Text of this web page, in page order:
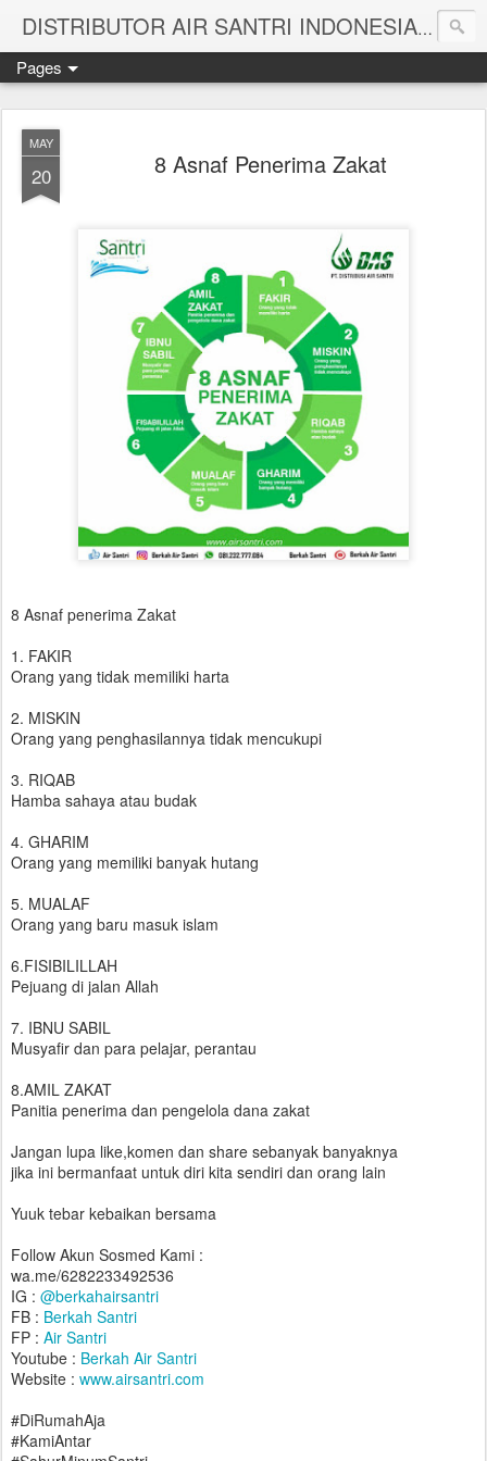
DISTRIBUTOR AIR SANTRI INDONESIA
Pages
MAY
20 8 Asnaf Penerima Zakat
8 Asnaf penerima Zakat
1. FAKIR
Orang yang tidak memiliki harta
2. MISKIN
Orang yang penghasilannya tidak mencukupi
3. RIQAB
Hamba sahaya atau budak
4. GHARIM
Orang yang memiliki banyak hutang
5. MUALAF
Orang yang baru masuk islam
6.FISIBILILLAH
Pejuang di jalan Allah
7. IBNU SABIL
Musyafir dan para pelajar, perantau
8.AMIL ZAKAT
Panitia penerima dan pengelola dana zakat
Jangan lupa like,komen dan share sebanyak banyaknya
jika ini bermanfaat untuk diri kita sendiri dan orang lain
Yuuk tebar kebaikan bersama
Follow Akun Sosmed Kami :
wa.me/6282233492536
IG : @berkahairsantri
FB : Berkah Santri
FP : Air Santri
Youtube : Berkah Air Santri
Website : www.airsantri.com
#DiRumahAja
#KamiAntar